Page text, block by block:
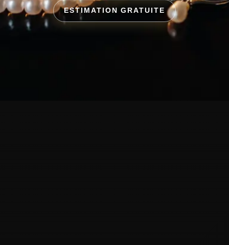
ESTIMATION GRATUITE